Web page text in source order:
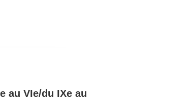
au VIe/du IXe au